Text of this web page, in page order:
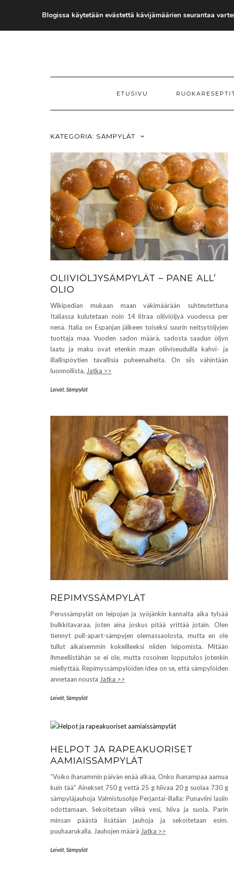
ETUSIVU
KATEGORIA: SÄMPYLÄT
OLIIVIÖLJYSÄMPYLÄT – PANE ALL’
OLIO
Wikipedian mukaan maan väkimäärään suhteutettuna
Italiassa kulutetaan noin 14 litraa oliiviöljyä vuodessa per
nenä. Italia on Espanjan jälkeen toiseksi suurin neitsytöljyjen
tuottaja maa. Vuoden sadon määrä, sadosta saadun öljyn
laatu ja maku ovat etenkin maan oliiviseuduilla kahvi- ja
illallispöytien tavallisia puheenaiheita. On siis vähintään
luonnollista, Jatka >>
Leivät Sämpylät
REPIMYSSÄMPYLÄT
Perussämpylät on leipojan ja syöjänkin kannalta aika tylsää
bulkkitavaraa, joten aina joskus pitää yrittää jotain. Olen
tiennyt pull-apart-sämpyjen olemassaolosta, mutta en ole
tullut aikaisemmin kokeilleeksi niiden leipomista. Mitään
ihmeellistähän se ei ole, mutta rosoinen lopputulos jotenkin
miellyttää. Repimyssämpylöiden idea on se, että sämpylöiden
annetaan nousta Jatka >>
Leivät Sämpylät
HELPOT JA RAPEAKUORISET
AAMIAISSÄMPYLÄT
”Voiko ihanammin päivän enää alkaa, Onko ihanampaa aamua
kuin tää” Ainekset 750 g vettä 25 g hiivaa 20 g suolaa 730 g
sämpyläjauhoja Valmistusohje Perjantai-illalla: Punaviini lasiin
odottamaan. Sekoitetaan viileä vesi, hiiva ja suola. Parin
minsan päästä lisätään jauhoja ja sekoitetaan esim.
puuhaarukalla. Jauhojen määrä Jatka >>
Leivät Sämpylät
Blogissa käytetään evästettä kävijämäärien seurantaa